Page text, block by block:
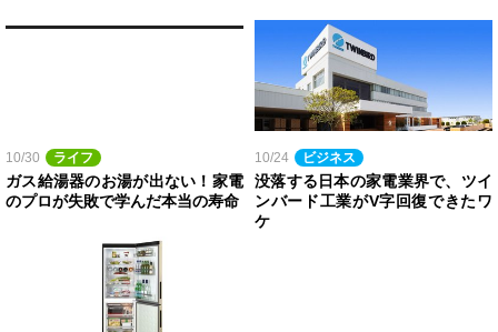
10/30 ライフ
ガス給湯器のお湯が出ない！家電
のプロが失敗で学んだ本当の寿命
10/24 ビジネス
没落する日本の家電業界で、ツイ
ンバード工業がV字回復できたワ
ケ